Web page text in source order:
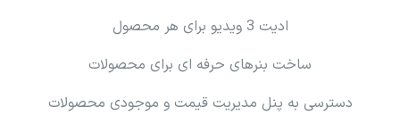
ادیت 3 ویدیو برای هر محصول
ساخت بنرهای حرفه ای برای محصولات
دسترسی به پنل مدیریت قیمت و موجودی محصولات